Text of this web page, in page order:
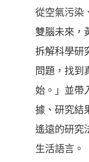
從空氣污染
雙腦未來，
拆解科學研
問題，找到
始。」並帶
據、研究結
遙遠的研究
生活語言。